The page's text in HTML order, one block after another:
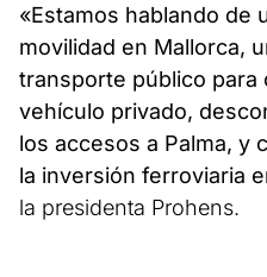
«Estamos hablando de
movilidad en Mallorca,
transporte público para
vehículo privado,
los accesos a Palma, y
la inversión ferroviaria
la presidenta Prohens.